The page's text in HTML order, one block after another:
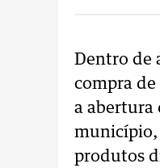
Dentro de
compra
a abertura
município,
produtos